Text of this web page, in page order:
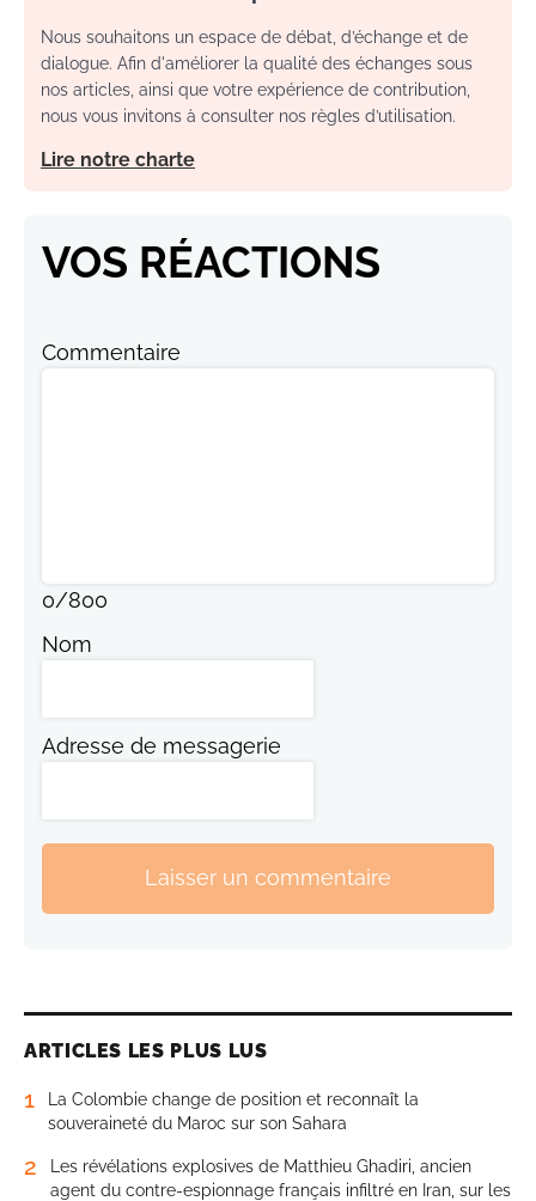
Nous souhaitons un espace de débat, d’échange et de
dialogue. Afin d'améliorer la qualité des échanges sous
nos articles, ainsi que votre expérience de contribution,
nous vous invitons à consulter nos règles d’utilisation.
Lire notre charte
VOS RÉACTIONS
Commentaire
0/800
Nom
Adresse de messagerie
Laisser un commentaire
ARTICLES LES PLUS LUS
1
La Colombie change de position et reconnaît la
souveraineté du Maroc sur son Sahara
2
Les révélations explosives de Matthieu Ghadiri, ancien
agent du contre-espionnage français infiltré en Iran, sur les